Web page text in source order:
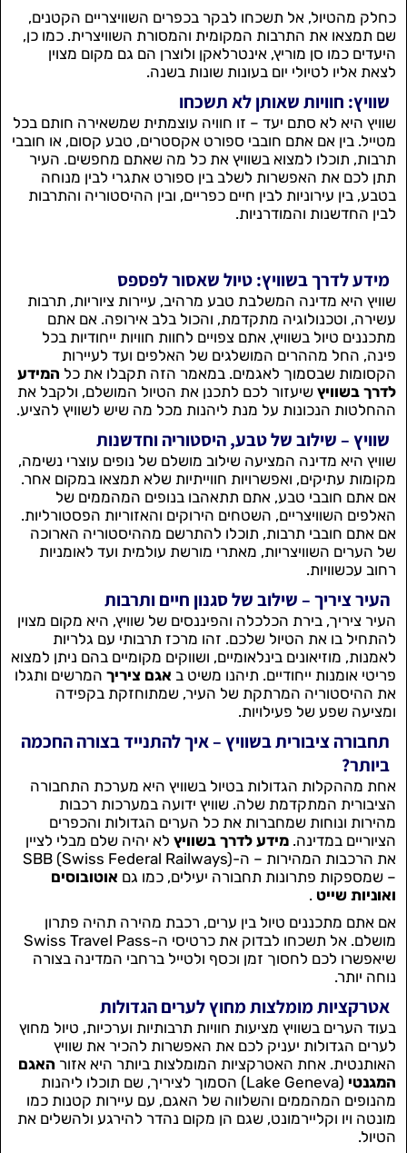
כחלק מהטיול, אל תשכחו לבקר בכפרים השוויצריים הקטנים,
שם תמצאו את התרבות המקומית והמסורת השוויצרית. כמו כן,
היעדים כמו סן מוריץ, אינטרלאקן ולוצרן הם גם מקום מצוין
לצאת אליו לטיולי יום בעונות שונות בשנה.
שוויץ: חוויות שאותן לא תשכחו
שוויץ היא לא סתם יעד – זו חוויה עוצמתית שמשאירה חותם בכל
מטייל. בין אם אתם חובבי ספורט אקסטרים, טבע קסום, או חובבי
תרבות, תוכלו למצוא בשוויץ את כל מה שאתם מחפשים. העיר
תתן לכם את האפשרות לשלב בין ספורט אתגרי לבין מנוחה
בטבע, בין עירוניות לבין חיים כפריים, ובין ההיסטוריה והתרבות
לבין החדשנות והמודרניות.
מידע לדרך בשוויץ: טיול שאסור לפספס
שוויץ היא מדינה המשלבת טבע מרהיב, עיירות ציוריות, תרבות
עשירה, וטכנולוגיה מתקדמת, והכול בלב אירופה. אם אתם
מתכננים טיול בשוויץ, אתם צפויים לחוות חוויות ייחודיות בכל
פינה, החל מההרים המושלגים של האלפים ועד לעיירות
הקסומות שבסמוך לאגמים. במאמר הזה תקבלו את כל המידע
לדרך בשוויץ שיעזור לכם לתכנן את הטיול המושלם, ולקבל את
ההחלטות הנכונות על מנת ליהנות מכל מה שיש לשוויץ להציע.
שוויץ – שילוב של טבע, היסטוריה וחדשנות
שוויץ היא מדינה המציעה שילוב מושלם של נופים עוצרי נשימה,
מקומות עתיקים, ואפשרויות חווייתיות שלא תמצאו במקום אחר.
אם אתם חובבי טבע, אתם תתאהבו בנופים המהממים של
האלפים השוויצריים, השטחים הירוקים והאזוריות הפסטורליות.
אם אתם חובבי תרבות, תוכלו להתרשם מההיסטוריה הארוכה
של הערים השוויצריות, מאתרי מורשת עולמית ועד לאומניות
רחוב עכשוויות.
העיר ציריך – שילוב של סגנון חיים ותרבות
העיר ציריך, בירת הכלכלה והפיננסים של שוויץ, היא מקום מצוין
להתחיל בו את הטיול שלכם. זהו מרכז תרבותי עם גלריות
לאמנות, מוזיאונים בינלאומיים, ושווקים מקומיים בהם ניתן למצוא
פריטי אומנות ייחודיים. תיהנו משיט ב אגם ציריך המרשים ותגלו
את ההיסטוריה המרתקת של העיר, שמתוחזקת בקפידה
ומציעה שפע של פעילויות.
תחבורה ציבורית בשוויץ – איך להתנייד בצורה החכמה
ביותר?
אחת מההקלות הגדולות בטיול בשוויץ היא מערכת התחבורה
הציבורית המתקדמת שלה. שוויץ ידועה במערכות רכבות
מהירות ונוחות שמחברות את כל הערים הגדולות והכפרים
הציוריים במדינה. מידע לדרך בשוויץ לא יהיה שלם מבלי לציין
את הרכבות המהירות – ה-SBB (Swiss Federal Railways)
– שמספקות פתרונות תחבורה יעילים, כמו גם אוטובוסים
ואוניות שייט .
אם אתם מתכננים טיול בין ערים, רכבת מהירה תהיה פתרון
מושלם. אל תשכחו לבדוק את כרטיסי ה-Swiss Travel Pass
שיאפשרו לכם לחסוך זמן וכסף ולטייל ברחבי המדינה בצורה
נוחה יותר.
אטרקציות מומלצות מחוץ לערים הגדולות
בעוד הערים בשוויץ מציעות חוויות תרבותיות וערכיות, טיול מחוץ
לערים הגדולות יעניק לכם את האפשרות להכיר את שוויץ
האותנטית. אחת האטרקציות המומלצות ביותר היא אזור האגם
המגנטי
(Lake Geneva) הסמוך לציריך, שם תוכלו ליהנות
מהנופים המהממים והשלווה של האגם, עם עיירות קטנות כמו
מונטה ויו וקליירמונט, שגם הן מקום נהדר להירגע ולהשלים את
הטיול.